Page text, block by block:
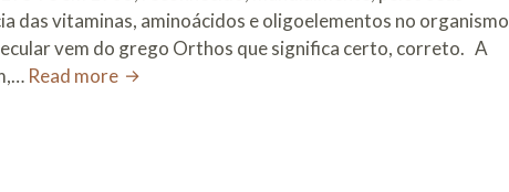
Oligoelementos
das vitaminas, aminoácidos e oligoelementos no organismo
vem do grego Orthos que significa certo, correto. A
Read more Medicina